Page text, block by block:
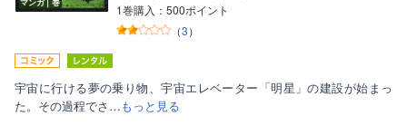
マンガ｜巻
1巻購入：500ポイント
（3）
宇宙に行ける夢の乗り物、宇宙エレベーター「明星」の建設が始まっ
た。その過程でさ…もっと見る
ティーンズラブ
美女・美少女
女性写真集